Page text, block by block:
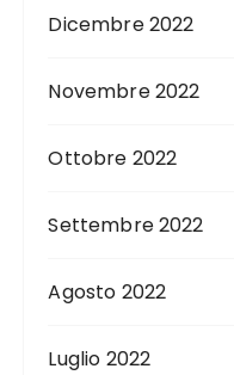
Dicembre 2022
Novembre 2022
Ottobre 2022
Settembre 2022
Agosto 2022
Luglio 2022